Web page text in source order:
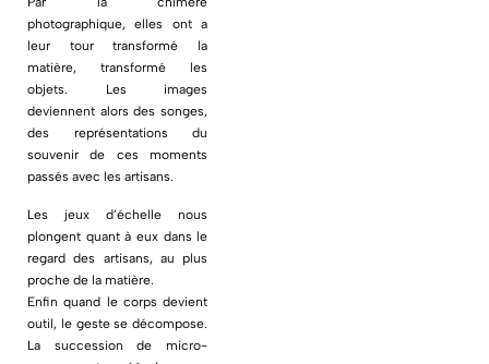
photographique, elles ont a
leur tour transformé la
matière, transformé les
objets. Les images
deviennent alors des songes,
des représentations du
souvenir de ces moments
passés avec les artisans.
Les jeux d’échelle nous
plongent quant à eux dans le
regard des artisans, au plus
proche de la matière.
Enfin quand le corps devient
outil, le geste se décompose.
La succession de micro-